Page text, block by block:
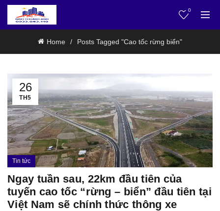
0
Home Posts Tagged "Cao tốc rừng biển"
26
TH5
Tin tức
Ngay tuần sau, 22km đầu tiên của
tuyến cao tốc “rừng – biển” đầu tiên tại
Việt Nam sẽ chính thức thông xe